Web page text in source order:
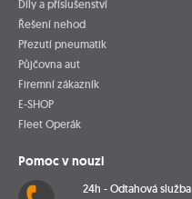
Díly a příslušenství
Řešení nehod
Přezutí pneumatik
Půjčovna aut
Firemní zákazník
E-SHOP
Fleet Operák
Pomoc v nouzi
24h - Odtahová služba